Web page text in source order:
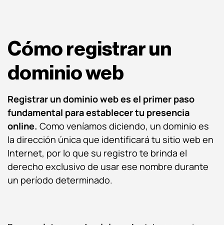
Cómo registrar un
dominio web
Registrar un dominio web es el primer paso
fundamental para establecer tu presencia
online. Como veníamos diciendo, un dominio es
la dirección única que identificará tu sitio web en
Internet, por lo que su registro te brinda el
derecho exclusivo de usar ese nombre durante
un período determinado.